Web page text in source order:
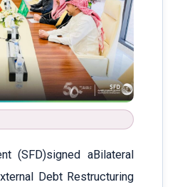
(SFD)signed aBilateral
Debt Restructuring